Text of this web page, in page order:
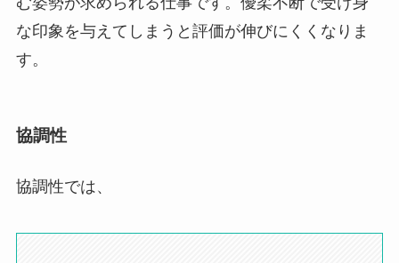
な印象を与えてしまうと評価が伸びにくくなりま
す。
協調性
協調性では、